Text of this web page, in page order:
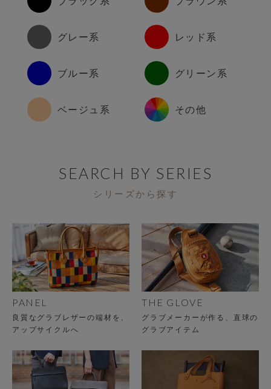
グレー系 レッド系
ブルー系 グリーン系
ベージュ系 その他
SEARCH BY SERIES
シリーズから探す
PANEL
良質なグラブレザーの端材を、
アップサイクルへ
THE GLOVE
グラブメーカーが作る、直球の
グラブアイテム